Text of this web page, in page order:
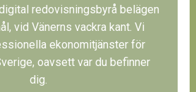
redovisningsbyrå belägen
vid Vänerns vackra kant. Vi
ekonomitjänster för
oavsett var du befinner
dig.